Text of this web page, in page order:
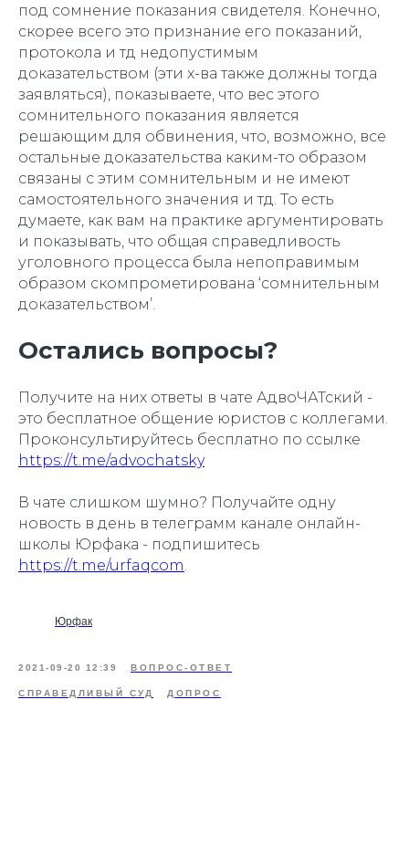
под сомнение показания свидетеля. Конечно,
скорее всего это признание его показаний,
протокола и тд недопустимым
доказательством (эти х-ва также должны тогда
заявляться), показываете, что вес этого
сомнительного показания является
решающим для обвинения, что, возможно, все
остальные доказательства каким-то образом
связаны с этим сомнительным и не имеют
самостоятельного значения и тд. То есть
думаете, как вам на практике аргументировать
и показывать, что общая справедливость
уголовного процесса была непоправимым
образом скомпрометирована ‘сомнительным
доказательством’.
Остались вопросы?
Получите на них ответы в чате АдвоЧАТский -
это бесплатное общение юристов с коллегами.
Проконсультируйтесь бесплатно по ссылке
https://t.me/advochatsky
В чате слишком шумно? Получайте одну
новость в день в телеграмм канале онлайн-
школы Юрфака - подпишитесь
https://t.me/urfaqcom
Юрфак
2021-09-20 12:39 ВОПРОС-ОТВЕТ
СПРАВЕДЛИВЫЙ СУД ДОПРОС